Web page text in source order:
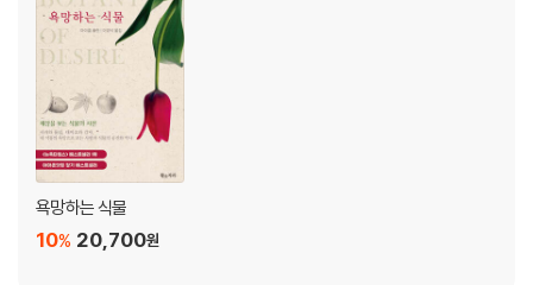
참고문헌
찾아보기
욕망하는 식물
20,700원
10%